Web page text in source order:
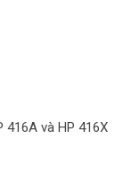
416A và HP 416X